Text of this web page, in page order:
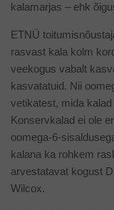
kalamarjas – ehk
ETNÜ
rasvast kala kolm
veekogus vabalt
kasvatatuid. Nii
vetikatest, mida
Konservkalad ei ole
oomega-6-
kalana ka rohkem
arvestatavat kogust
Wilcox.